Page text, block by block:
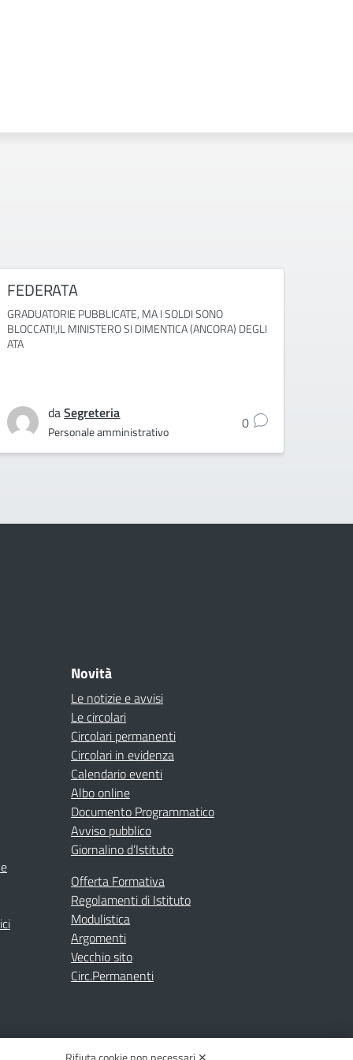
FEDERATA
GRADUATORIE PUBBLICATE, MA I SOLDI SONO
BLOCCATI!,IL MINISTERO SI DIMENTICA (ANCORA) DEGLI
ATA
daSegreteria
Personale amministrativo 0
Novità
Le notizie e avvisi
Le circolari
Circolari permanenti
Circolari in evidenza
Calendario eventi
Albo online
Documento Programmatico
Avviso pubblico
Giornalino d’Istituto
Offerta Formativa
Regolamenti di Istituto
Modulistica
Argomenti
Vecchio sito
Circ.Permanenti